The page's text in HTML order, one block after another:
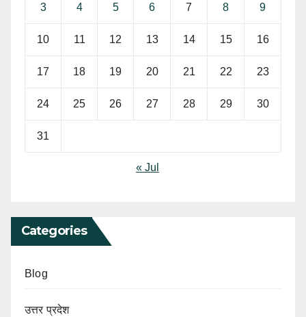
3 4 5 6 7 8 9
10 11 12 13 14 15 16
17 18 19 20 21 22 23
24 25 26 27 28 29 30
31
« Jul
Categories
Blog
उत्तर प्रदेश